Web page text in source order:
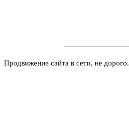
Продвижение сайта в сети, не дорого.